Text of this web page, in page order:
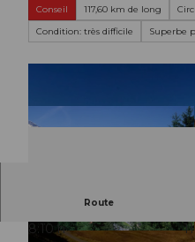
Conseil 117,60 km de long
Condition: très difficile
Superbe
© Schwyz Tourismus, Ferien- und Ausflugsregi
Route
8:10 h